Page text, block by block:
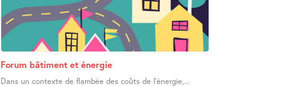
Forum bâtiment et énergie
Dans un contexte de flambée des coûts de l’énergie,...